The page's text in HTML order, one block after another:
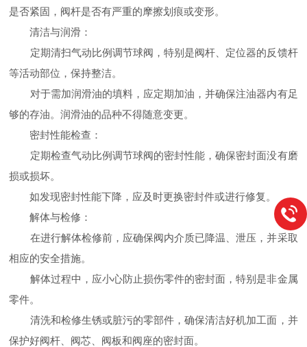
是否紧固，阀杆是否有严重的摩擦划痕或变形。
清洁与润滑：
定期清扫气动比例调节球阀，特别是阀杆、定位器的反馈杆
等活动部位，保持整洁。
对于需加润滑油的填料，应定期加油，并确保注油器内有足
够的存油。润滑油的品种不得随意变更。
密封性能检查：
定期检查气动比例调节球阀的密封性能，确保密封面没有磨
损或损坏。
如发现密封性能下降，应及时更换密封件或进行修复。
解体与检修：
在进行解体检修前，应确保阀内介质已降温、泄压，并采取
相应的安全措施。
解体过程中，应小心防止损伤零件的密封面，特别是非金属
零件。
清洗和检修生锈或脏污的零部件，确保清洁好机加工面，并
保护好阀杆、阀芯、阀板和阀座的密封面。